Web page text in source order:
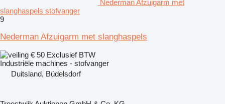
Nederman Afzuigarm met
slanghaspels stofvanger
9
Nederman Afzuigarm met slanghaspels
€ 50 Exclusief BTW
Industriële machines - stofvanger
Duitsland, Büdelsdorf